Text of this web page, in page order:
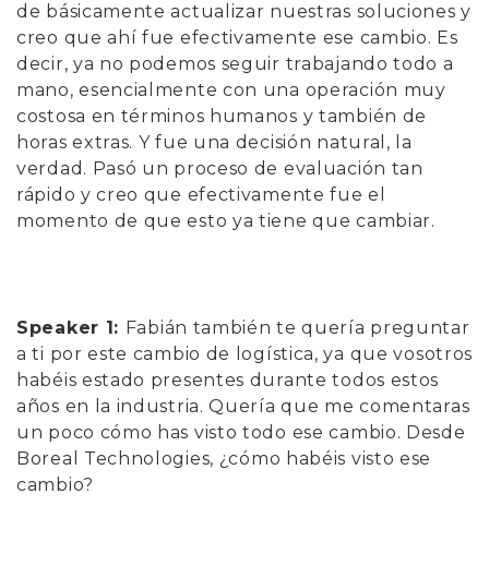
de básicamente actualizar nuestras soluciones y
creo que ahí fue efectivamente ese cambio. Es
decir, ya no podemos seguir trabajando todo a
mano, esencialmente con una operación muy
costosa en términos humanos y también de
horas extras. Y fue una decisión natural, la
verdad. Pasó un proceso de evaluación tan
rápido y creo que efectivamente fue el
momento de que esto ya tiene que cambiar.
Speaker 1: Fabián también te quería preguntar
a ti por este cambio de logística, ya que vosotros
habéis estado presentes durante todos estos
años en la industria. Quería que me comentaras
un poco cómo has visto todo ese cambio. Desde
Boreal Technologies, ¿cómo habéis visto ese
cambio?